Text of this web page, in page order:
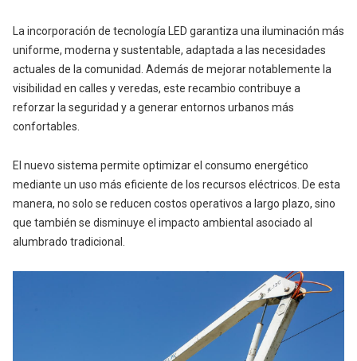
La incorporación de tecnología LED garantiza una iluminación más
uniforme, moderna y sustentable, adaptada a las necesidades
actuales de la comunidad. Además de mejorar notablemente la
visibilidad en calles y veredas, este recambio contribuye a
reforzar la seguridad y a generar entornos urbanos más
confortables.
El nuevo sistema permite optimizar el consumo energético
mediante un uso más eficiente de los recursos eléctricos. De esta
manera, no solo se reducen costos operativos a largo plazo, sino
que también se disminuye el impacto ambiental asociado al
alumbrado tradicional.